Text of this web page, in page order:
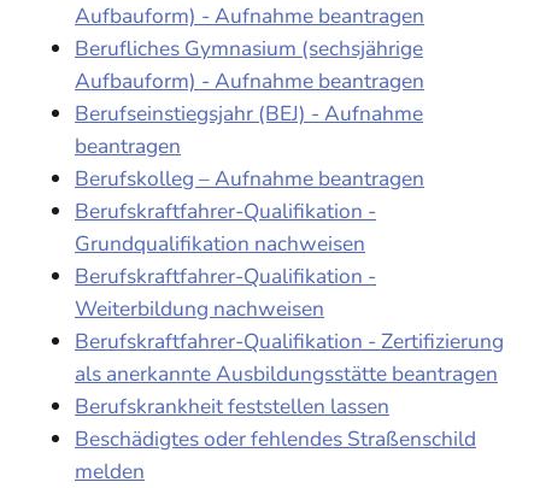
Aufbauform) - Aufnahme beantragen
Berufliches Gymnasium (sechsjährige
Aufbauform) - Aufnahme beantragen
Berufseinstiegsjahr (BEJ) - Aufnahme
beantragen
Berufskolleg – Aufnahme beantragen
Berufskraftfahrer-Qualifikation -
Grundqualifikation nachweisen
Berufskraftfahrer-Qualifikation -
Weiterbildung nachweisen
Berufskraftfahrer-Qualifikation - Zertifizierung
als anerkannte Ausbildungsstätte beantragen
Berufskrankheit feststellen lassen
Beschädigtes oder fehlendes Straßenschild
melden